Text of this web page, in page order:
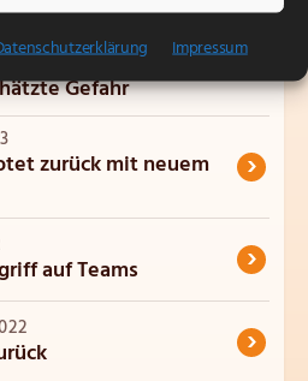
Impressum
HTML-Anhängen –
Gefahr ›
zurück mit neuem
›
auf Teams ›
›